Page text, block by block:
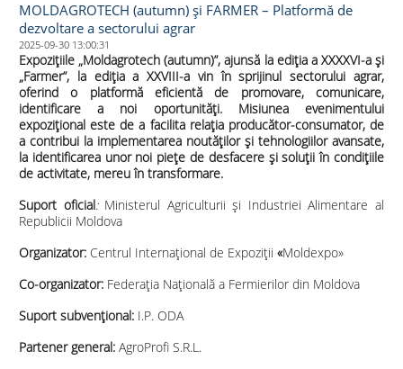
MOLDAGROTECH (autumn) și FARMER – Platformă de
dezvoltare a sectorului agrar
2025-09-30 13:00:31
Expoziţiile „Moldagrotech (autumn)”, ajunsă la ediţia a XXXXVI-a și
„Farmer”, la ediția a XXVIII-a vin în sprijinul sectorului agrar,
oferind o platformă eficientă de promovare, comunicare,
identificare a noi oportunități. Misiunea evenimentului
expozițional este de a facilita relația producător-consumator, de
a contribui la implementarea noutăților și tehnologiilor avansate,
la identificarea unor noi piețe de desfacere și soluții în condițiile
de activitate, mereu în transformare.
Suport oficial: Ministerul Agriculturii și Industriei Alimentare al
Republicii Moldova
Organizator: Centrul Internațional de Expoziții «Moldexpo»
Co-organizator: Federația Națională a Fermierilor din Moldova
Suport subvențional: I.P. ODA
Partener general: AgroProfi S.R.L.